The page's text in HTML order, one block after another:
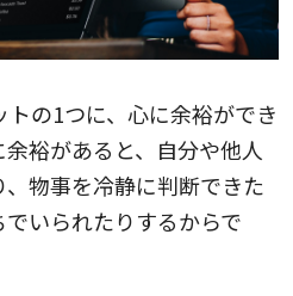
の1つに、心に余裕ができ
裕があると、自分や他人
物事を冷静に判断できた
いられたりするからで